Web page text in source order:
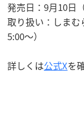
発売日：9月10日（
取り扱い：しま
5:00～）
詳しくは公式Xを